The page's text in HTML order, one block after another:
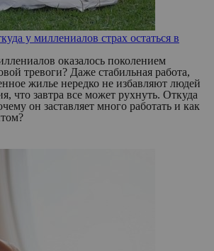
у миллениалов страх остаться в
оказалось поколением
тревоги? Даже стабильная работа,
жилье нередко не избавляют людей
что завтра все может рухнуть. Откуда
он заставляет много работать и как